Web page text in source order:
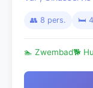
👥 8 pers. 🛏️ 4
🏊 Zwembad🐕